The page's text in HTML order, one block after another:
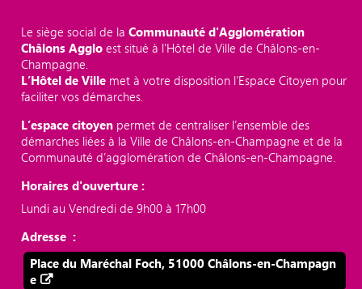
Le siège social de laCommunauté d'Agglomération
Châlons Aggloest situé à l'Hôtel de Ville de Châlons-en-
Champagne.
L’Hôtel de Ville met à votre disposition l’Espace Citoyen pour
faciliter vos démarches.
L’espace citoyen permet de centraliser l’ensemble des
démarches liées à la Ville de Châlons-en-Champagne et de la
Communauté d’agglomération de Châlons-en-Champagne.
Horaires d'ouverture :
Lundi au Vendredi de 9h00 à 17h00
Adresse :
Place du Maréchal Foch, 51000 Châlons-en-Champagn
e